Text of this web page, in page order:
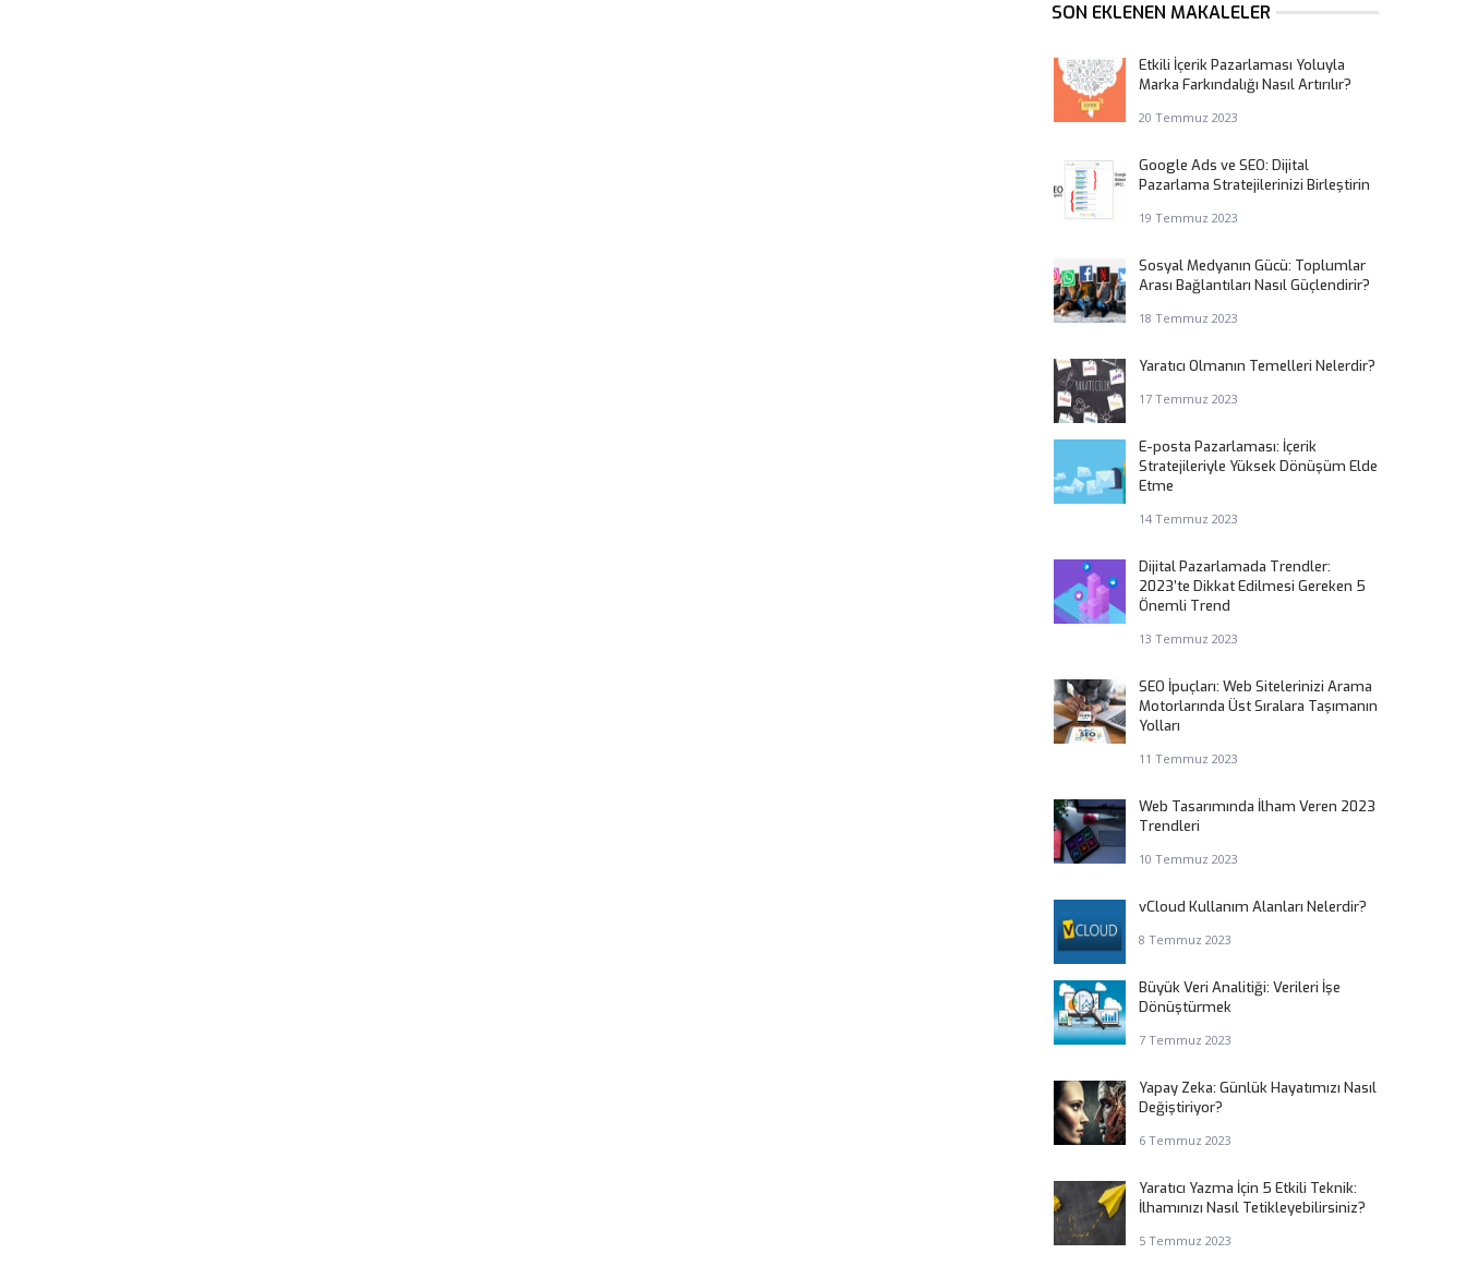
SON EKLENEN MAKALELER
Etkili İçerik Pazarlaması Yoluyla
Marka Farkındalığı Nasıl Artırılır?
20 Temmuz 2023
Google Ads ve SEO: Dijital
Pazarlama Stratejilerinizi Birleştirin
19 Temmuz 2023
Sosyal Medyanın Gücü: Toplumlar
Arası Bağlantıları Nasıl Güçlendirir?
18 Temmuz 2023
Yaratıcı Olmanın Temelleri Nelerdir?
17 Temmuz 2023
E-posta Pazarlaması: İçerik
Stratejileriyle Yüksek Dönüşüm Elde
Etme
14 Temmuz 2023
Dijital Pazarlamada Trendler:
2023’te Dikkat Edilmesi Gereken 5
Önemli Trend
13 Temmuz 2023
SEO İpuçları: Web Sitelerinizi Arama
Motorlarında Üst Sıralara Taşımanın
Yolları
11 Temmuz 2023
Web Tasarımında İlham Veren 2023
Trendleri
10 Temmuz 2023
vCloud Kullanım Alanları Nelerdir?
8 Temmuz 2023
Büyük Veri Analitiği: Verileri İşe
Dönüştürmek
7 Temmuz 2023
Yapay Zeka: Günlük Hayatımızı Nasıl
Değiştiriyor?
6 Temmuz 2023
Yaratıcı Yazma İçin 5 Etkili Teknik:
İlhamınızı Nasıl Tetikleyebilirsiniz?
5 Temmuz 2023